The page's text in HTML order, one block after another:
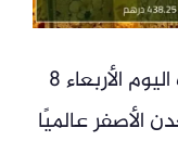
تراجعت أسعار الذهب في الإمارات اليوم الأربعاء 8
الأصفر عالميًا